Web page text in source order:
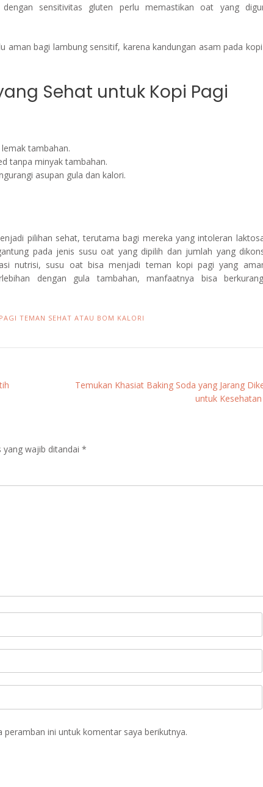
sensitivitas gluten perlu memastikan oat yang
aman bagi lambung sensitif, karena kandungan asam pada
Sehat untuk Kopi Pagi
tambahan.
tanpa minyak tambahan.
asupan gula dan kalori.
pilihan sehat, terutama bagi mereka yang intoleran
pada jenis susu oat yang dipilih dan jumlah yang
nutrisi, susu oat bisa menjadi teman kopi pagi yang
dengan gula tambahan, manfaatnya bisa
TEMAN SEHAT ATAU BOM KALORI
Temukan Khasiat Baking Soda yang Jarang
untuk
yang wajib ditandai *
ini untuk komentar saya berikutnya.